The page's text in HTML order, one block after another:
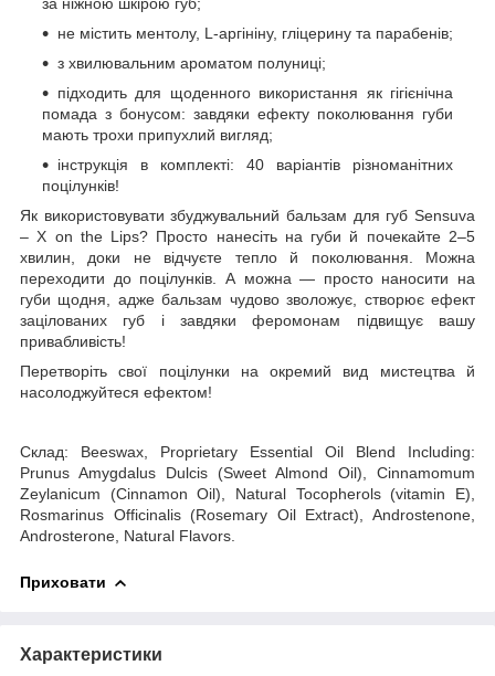
не містить ментолу, L-аргініну, гліцерину та парабенів;
з хвилювальним ароматом полуниці;
підходить для щоденного використання як гігієнічна
помада з бонусом: завдяки ефекту поколювання губи
мають трохи припухлий вигляд;
інструкція в комплекті: 40 варіантів різноманітних
поцілунків!
Як використовувати збуджувальний бальзам для губ Sensuva
– X on the Lips? Просто нанесіть на губи й почекайте 2–5
хвилин, доки не відчуєте тепло й поколювання. Можна
переходити до поцілунків. А можна — просто наносити на
губи щодня, адже бальзам чудово зволожує, створює ефект
зацілованих губ і завдяки феромонам підвищує вашу
привабливість!
Перетворіть свої поцілунки на окремий вид мистецтва й
насолоджуйтеся ефектом!
Склад: Beeswax, Proprietary Essential Oil Blend Including:
Prunus Amygdalus Dulcis (Sweet Almond Oil), Cinnamomum
Zeylanicum (Cinnamon Oil), Natural Tocopherols (vitamin E),
Rosmarinus Officinalis (Rosemary Oil Extract), Androstenone,
Androsterone, Natural Flavors.
Приховати
Характеристики